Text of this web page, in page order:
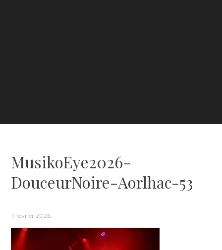
MusikoEye2026-
DouceurNoire-Aorlhac-53
11 février 2026